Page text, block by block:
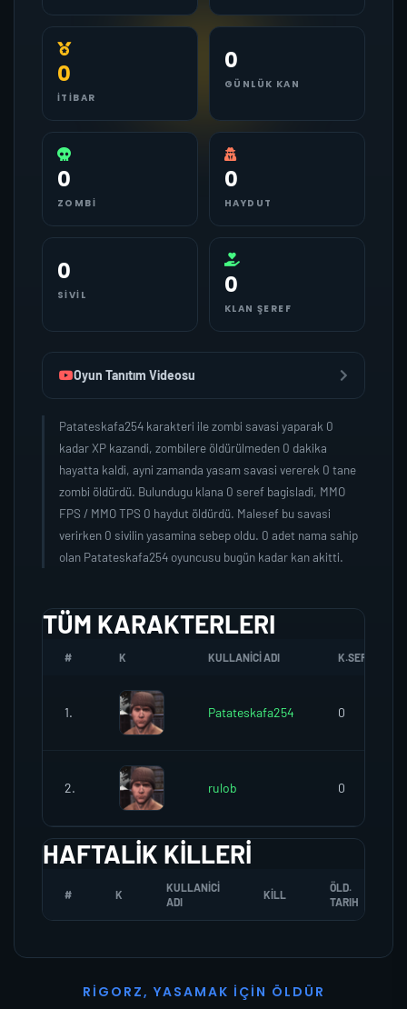
0
İTIBAR
0
GÜNLÜK KAN
0
ZOMBI
0
HAYDUT
0
SIVIL 0
KLAN ŞEREF
Oyun Tanıtım Videosu
Patateskafa254 karakteri ile zombi savasi yaparak 0
kadar XP kazandi, zombilere öldürülmeden 0 dakika
hayatta kaldi, ayni zamanda yasam savasi vererek 0 tane
zombi öldürdü. Bulundugu klana 0 seref bagisladi, MMO
FPS / MMO TPS 0 haydut öldürdü. Malesef bu savasi
verirken 0 sivilin yasamina sebep oldu. 0 adet nama sahip
olan Patateskafa254 oyuncusu bugün kadar kan akitti.
TÜM KARAKTERLERI
# K KULLANICI ADI K.SEREFI
1. Patateskafa254 0
2. rulob 0
HAFTALIK KILLERI
# K
KULLANICI
ADI
KILL
ÖLD.
TARIH
R I G O R Z, YASAMAK İ ÇI N Ö L D Ü R